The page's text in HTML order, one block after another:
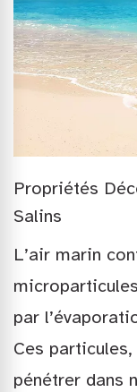
Propriétés
Salins
L’air marin
par
Ces
pénétrer dans